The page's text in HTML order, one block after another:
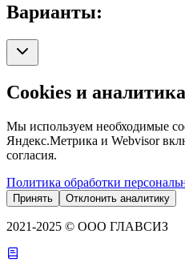
Варианты:
Cookies и аналитика
Мы используем необходимые
Яндекс.Метрика и Webvisor
согласия.
Политика обработки
Принять Отклонить аналитику
2021-2025 © ООО ГЛАВСИЗ